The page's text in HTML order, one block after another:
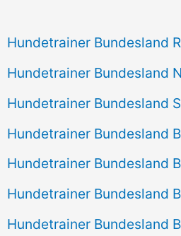
Hundetrainer Bundesland
Hundetrainer Bundesland
Hundetrainer Bundesland
Hundetrainer Bundesland
Hundetrainer Bundesland
Hundetrainer Bundesland
Hundetrainer Bundesland